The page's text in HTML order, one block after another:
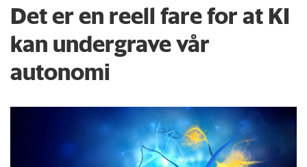
Det er en reell fare for at KI
kan undergrave vår
autonomi